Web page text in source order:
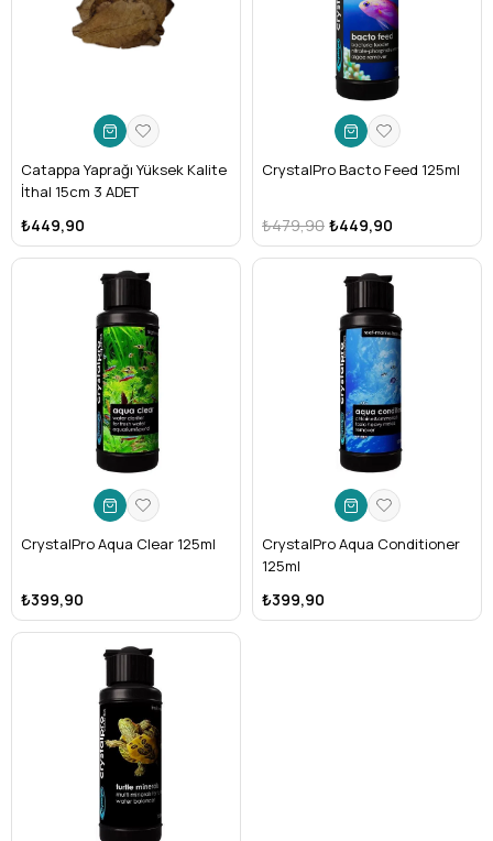
Catappa Yaprağı Yüksek Kalite
İthal 15cm 3 ADET
₺449,90
CrystalPro Bacto Feed 125ml
₺449,90
₺479,90
CrystalPro Aqua Clear 125ml
₺399,90
CrystalPro Aqua Conditioner
125ml
₺399,90